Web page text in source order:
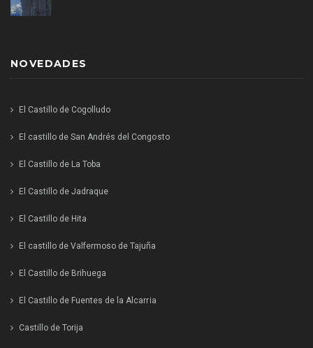
NOVEDADES
El Castillo de Cogolludo
El castillo de San Andrés del Congosto
El Castillo de La Toba
El Castillo de Jadraque
El Castillo de Hita
El castillo de Valfermoso de Tajuña
El Castillo de Brihuega
El Castillo de Fuentes de la Alcarria
Castillo de Torija